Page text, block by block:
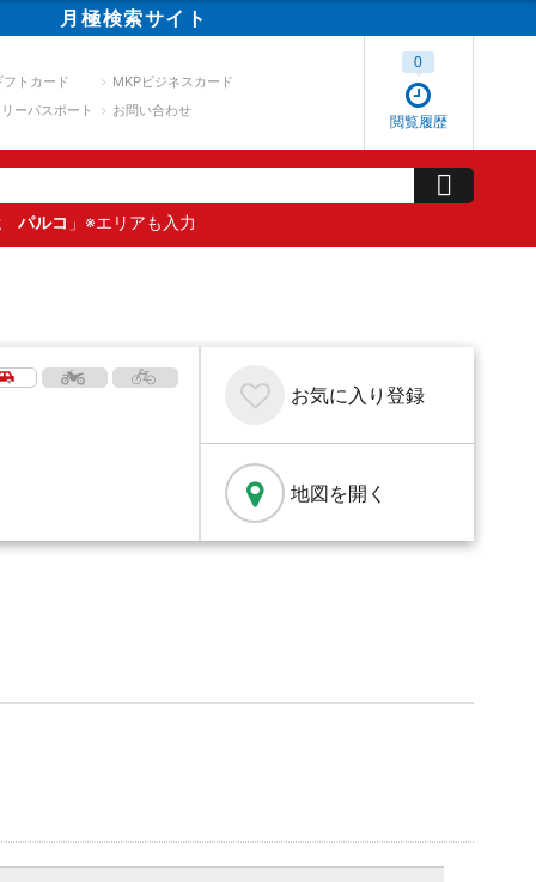
月極検索サイト
フトカード
MKPビジネスカード
ーパスポート
お問い合わせ
閲覧履歴
0
パルコ 」※エリアも入力
お気に入り 登録
地図を開く